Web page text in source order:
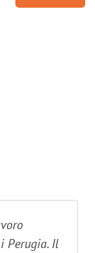
Perugia. Il